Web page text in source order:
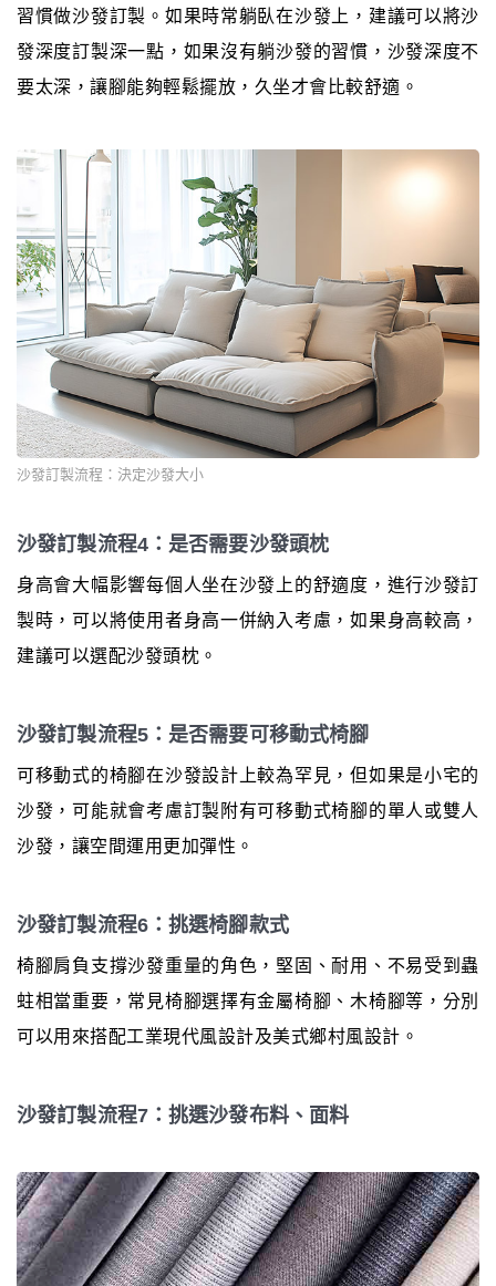
習慣做沙發訂製。如果時常躺臥在沙發上，建議可以將沙
發深度訂製深一點，如果沒有躺沙發的習慣，沙發深度不
要太深，讓腳能夠輕鬆擺放，久坐才會比較舒適。
沙發訂製流程：決定沙發大小
沙發訂製流程4：是否需要沙發頭枕
身高會大幅影響每個人坐在沙發上的舒適度，進行沙發訂
製時，可以將使用者身高一併納入考慮，如果身高較高，
建議可以選配沙發頭枕。
沙發訂製流程5：是否需要可移動式椅腳
可移動式的椅腳在沙發設計上較為罕見，但如果是小宅的
沙發，可能就會考慮訂製附有可移動式椅腳的單人或雙人
沙發，讓空間運用更加彈性。
沙發訂製流程6：挑選椅腳款式
椅腳肩負支撐沙發重量的角色，堅固、耐用、不易受到蟲
蛀相當重要，常見椅腳選擇有金屬椅腳、木椅腳等，分別
可以用來搭配工業現代風設計及美式鄉村風設計。
沙發訂製流程7：挑選沙發布料、面料